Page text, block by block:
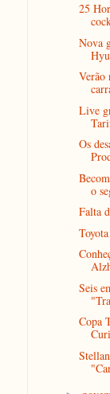
25
Nova
Verão
Live
Os
o
Falta
Seis
Copa